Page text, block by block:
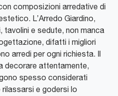
composizioni arredative di
L’Arredo Giardino,
tavolini e sedute, non manca
difatti i migliori
arredi per ogni richiesta. Il
decorare attentamente,
spesso considerati
e godersi lo